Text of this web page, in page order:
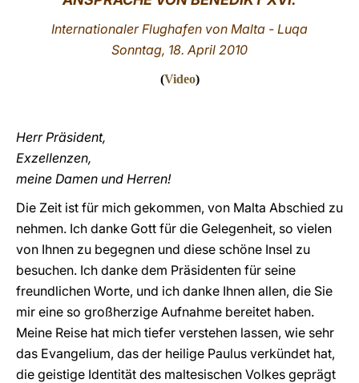
Internationaler Flughafen von Malta - Luqa
Sonntag, 18. April 2010
(Video)
Herr Präsident,
Exzellenzen,
meine Damen und Herren!
Die Zeit ist für mich gekommen, von Malta Abschied zu
nehmen. Ich danke Gott für die Gelegenheit, so vielen
von Ihnen zu begegnen und diese schöne Insel zu
besuchen. Ich danke dem Präsidenten für seine
freundlichen Worte, und ich danke Ihnen allen, die Sie
mir eine so großherzige Aufnahme bereitet haben.
Meine Reise hat mich tiefer verstehen lassen, wie sehr
das Evangelium, das der heilige Paulus verkündet hat,
die geistige Identität des maltesischen Volkes geprägt